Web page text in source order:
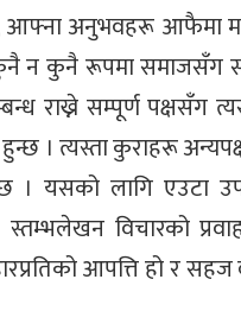
आफ्ना अनुभवहरू आफैमा
न कुनै रूपमा समाजसँग
राख्ने सम्पूर्ण पक्षसँग
। त्यस्ता कुराहरू
यसको लागि एउटा
विचारको
आपत्ति हो र सहज